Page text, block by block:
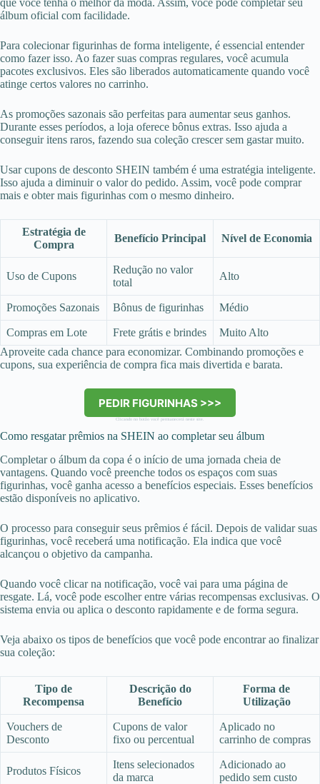
que você tenha o melhor da moda. Assim, você pode completar seu
álbum oficial com facilidade.
Para colecionar figurinhas de forma inteligente, é essencial entender
como fazer isso. Ao fazer suas compras regulares, você acumula
pacotes exclusivos. Eles são liberados automaticamente quando você
atinge certos valores no carrinho.
As promoções sazonais são perfeitas para aumentar seus ganhos.
Durante esses períodos, a loja oferece bônus extras. Isso ajuda a
conseguir itens raros, fazendo sua coleção crescer sem gastar muito.
Usar cupons de desconto SHEIN também é uma estratégia inteligente.
Isso ajuda a diminuir o valor do pedido. Assim, você pode comprar
mais e obter mais figurinhas com o mesmo dinheiro.
Estratégia de
Compra
Benefício Principal Nível de Economia
Uso de Cupons
Redução no valor
total
Alto
Promoções Sazonais Bônus de figurinhas Médio
Compras em Lote Frete grátis e brindes
Muito Alto
Aproveite cada chance para economizar. Combinando promoções e
cupons, sua experiência de compra fica mais divertida e barata.
PEDIR FIGURINHAS >>>
Clicando no botão você permanecerá neste site.
Como resgatar prêmios na SHEIN ao completar seu álbum
Completar o álbum da copa é o início de uma jornada cheia de
vantagens. Quando você preenche todos os espaços com suas
figurinhas, você ganha acesso a benefícios especiais. Esses benefícios
estão disponíveis no aplicativo.
O processo para conseguir seus prêmios é fácil. Depois de validar suas
figurinhas, você receberá uma notificação. Ela indica que você
alcançou o objetivo da campanha.
Quando você clicar na notificação, você vai para uma página de
resgate. Lá, você pode escolher entre várias recompensas exclusivas. O
sistema envia ou aplica o desconto rapidamente e de forma segura.
Veja abaixo os tipos de benefícios que você pode encontrar ao finalizar
sua coleção:
Tipo de
Recompensa
Descrição do
Benefício
Forma de
Utilização
Vouchers de
Desconto
Cupons de valor
fixo ou percentual
Aplicado no
carrinho de compras
Produtos Físicos
Itens selecionados
da marca
Adicionado ao
pedido sem custo